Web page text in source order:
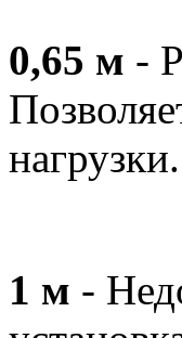
0,65 м -
нагрузки.
1 м -